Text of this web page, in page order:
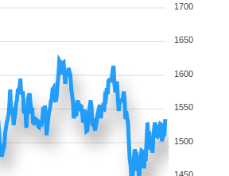
1700
1650
1600
1550
1500